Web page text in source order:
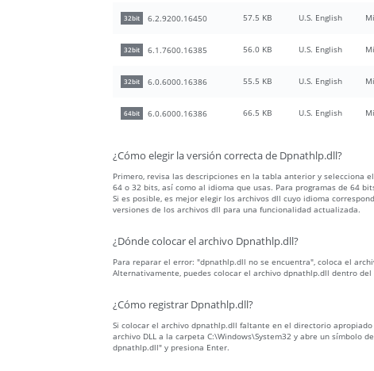
32bit 6.2.9200.16450 57.5 KB U.S. English
32bit 6.1.7600.16385 56.0 KB U.S. English
32bit 6.0.6000.16386 55.5 KB U.S. English
64bit 6.0.6000.16386 66.5 KB U.S. English
¿Cómo elegir la versión correcta de Dpnathlp.dll?
Primero, revisa las descripciones en la tabla anterior y selecciona
64 o 32 bits, así como al idioma que usas. Para programas de 64
Si es posible, es mejor elegir los archivos dll cuyo idioma
versiones de los archivos dll para una funcionalidad actualizada.
¿Dónde colocar el archivo Dpnathlp.dll?
Para reparar el error: "dpnathlp.dll no se encuentra", coloca el
Alternativamente, puedes colocar el archivo dpnathlp.dll dentro
¿Cómo registrar Dpnathlp.dll?
Si colocar el archivo dpnathlp.dll faltante en el directorio
archivo DLL a la carpeta C:\Windows\System32 y abre un símbolo
dpnathlp.dll" y presiona Enter.